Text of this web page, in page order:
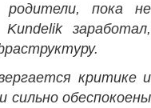
пока не
заработал,
критике и
сильно обеспокоены